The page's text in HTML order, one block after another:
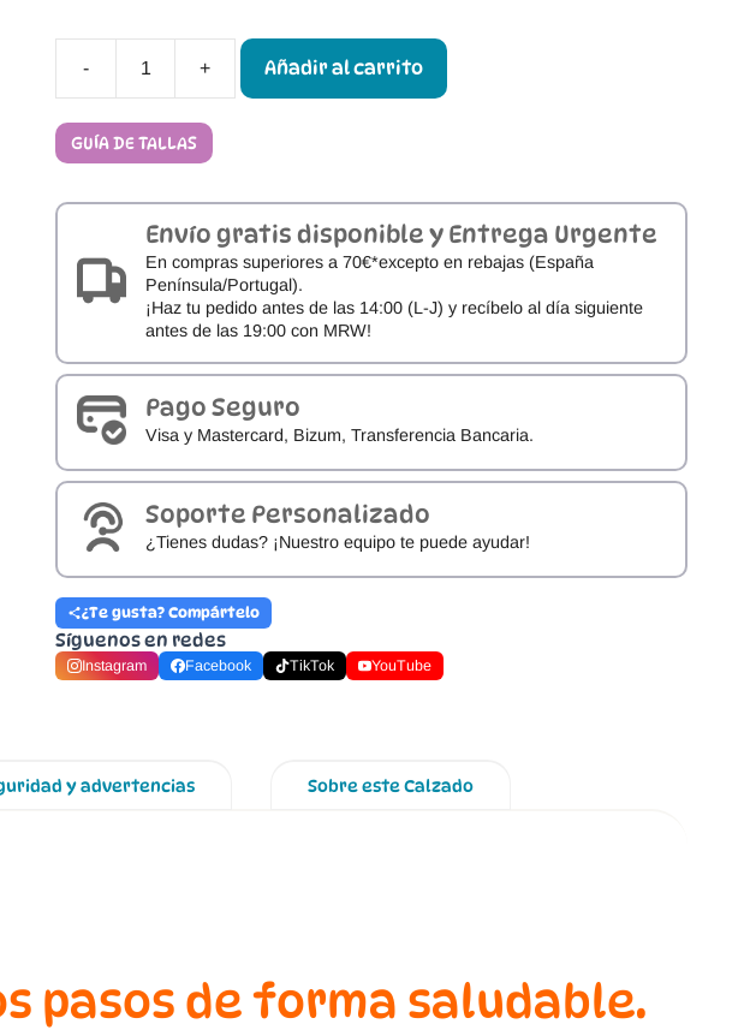
-
ATTIPAS
FOX
PINK
ROSA
PREWALKERS
+ Añadir al carrito
GUÍA DE TALLAS
Envío gratis disponible y Entrega Urgente
En compras superiores a 70€*excepto en rebajas (España
Península/Portugal).
¡Haz tu pedido antes de las 14:00 (L-J) y recíbelo al día siguiente
antes de las 19:00 con MRW!
Pago Seguro
Visa y Mastercard, Bizum, Transferencia Bancaria.
Soporte Personalizado
¿Tienes dudas? ¡Nuestro equipo te puede ayudar!
¿Te gusta? Compártelo
Síguenos en redes
Instagram Facebook TikTok YouTube
y advertencias Sobre este Calzado
pasos de forma saludable.